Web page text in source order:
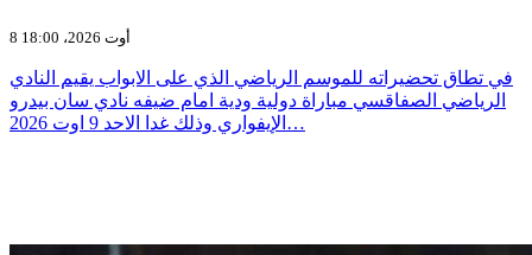
8 أوت 2026، 18:00
في تطاق تحضيراته للموسم الرياضي الذي على الابواب يقيم النادي
الرياضي الصفاقسي مباراة دولية ودية امام ضيفه نادي سان بيدرو
الإيفواري وذلك غدا الاحد 9 اوت 2026…